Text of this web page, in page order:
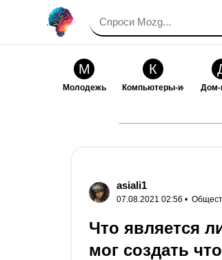
М
Молодежь
К
Компьютеры-и- Дом-
asiali1
07.08.2021 02:56 •
Что является
мог создать